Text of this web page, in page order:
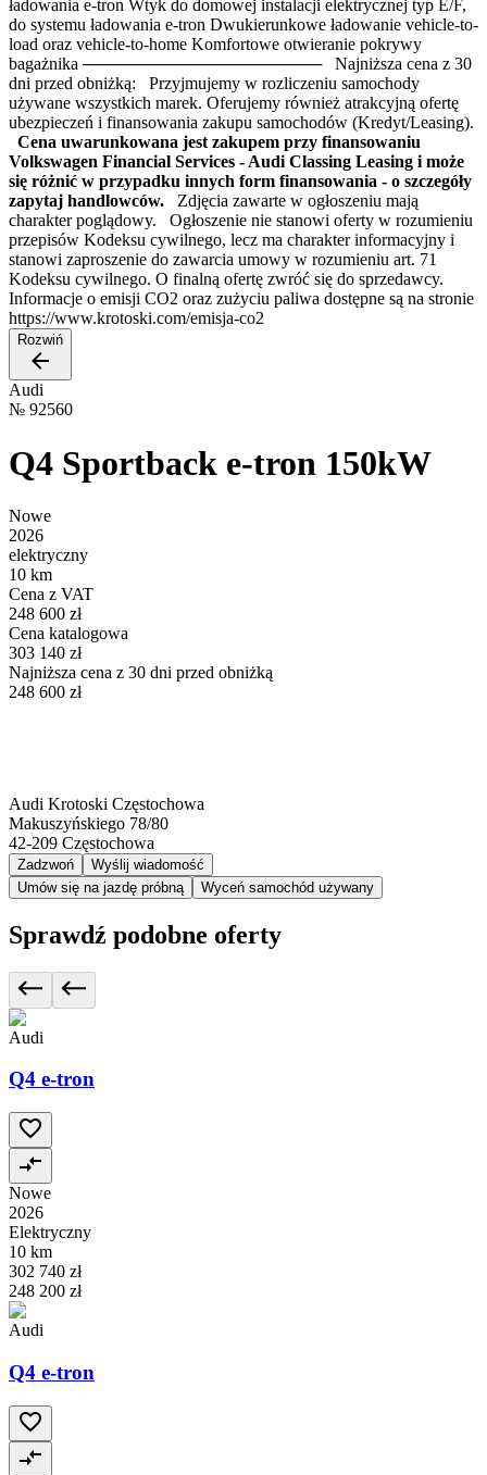
ładowania e-tron Wtyk do domowej instalacji elektrycznej typ E/F,
do systemu ładowania e-tron Dwukierunkowe ładowanie vehicle-to-
load oraz vehicle-to-home Komfortowe otwieranie pokrywy
bagażnika ──────────────────── Najniższa cena z 30
dni przed obniżką: Przyjmujemy w rozliczeniu samochody
używane wszystkich marek. Oferujemy również atrakcyjną ofertę
ubezpieczeń i finansowania zakupu samochodów (Kredyt/Leasing).
Cena uwarunkowana jest zakupem przy finansowaniu
Volkswagen Financial Services - Audi Classing Leasing i może
się różnić w przypadku innych form finansowania - o szczegóły
zapytaj handlowców. Zdjęcia zawarte w ogłoszeniu mają
charakter poglądowy. Ogłoszenie nie stanowi oferty w rozumieniu
przepisów Kodeksu cywilnego, lecz ma charakter informacyjny i
stanowi zaproszenie do zawarcia umowy w rozumieniu art. 71
Kodeksu cywilnego. O finalną ofertę zwróć się do sprzedawcy.
Informacje o emisji CO2 oraz zużyciu paliwa dostępne są na stronie
https://www.krotoski.com/emisja-co2
Rozwiń
Audi
№ 92560
Q4 Sportback e-tron 150kW
Nowe
2026
elektryczny
10 km
Cena z VAT
248 600 zł
Cena katalogowa
303 140 zł
Najniższa cena z 30 dni przed obniżką
248 600 zł
Audi Krotoski Częstochowa
Makuszyńskiego 78/80
42-209 Częstochowa
Zadzwoń
Wyślij wiadomość
Umów się na jazdę próbną
Wyceń samochód używany
Sprawdź podobne oferty
Audi
Q4 e-tron
Nowe
2026
Elektryczny
10 km
302 740 zł
248 200 zł
Audi
Q4 e-tron